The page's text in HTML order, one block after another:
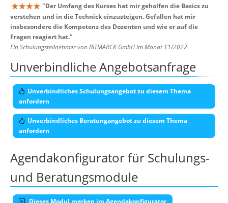
"Der Umfang des Kurses hat mir geholfen die Basics zu
verstehen und in die Technick einzusteigen. Gefallen hat mir
insbesondere die Kompetenz des Dozenten und wie er auf die
Fragen reagiert hat."
Ein Schulungsteilnehmer von BITMARCK GmbH im Monat 11/2022
Unverbindliche Angebotsanfrage
Unverbindliches Schulungsangebot zu diesem Thema
anfordern
Unverbindliches Beratungangebot zu diesem Thema
anfordern
Agendakonfigurator für Schulungs-
und Beratungsmodule